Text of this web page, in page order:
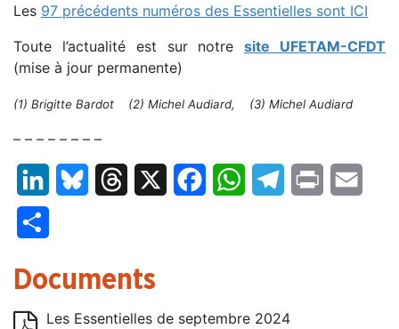
Les 97 précédents numéros des Essentielles sont ICI
Toute l’actualité est sur notresite UFETAM-CFDT
(mise à jour permanente)
(1) Brigitte Bardot (2) Michel Audiard, (3) Michel Audiard
– – – – – – – –
LinkedInBluesky Threads FacebookWhatsAppTelegram
Print
Documents
Les Essentielles de septembre 2024